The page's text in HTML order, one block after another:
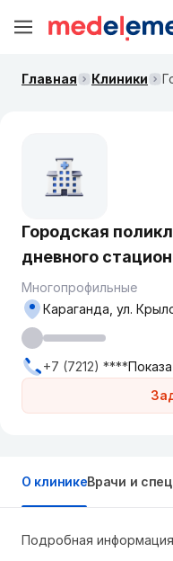
Главная Клиники
Городская
дневного
Многопрофильные
Караганда, ул.
+7 (7212) ****
О клиникеВрачи и
Подробная